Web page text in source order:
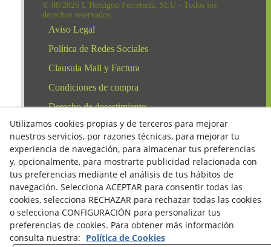
© 08/2026 L'Hexàgon Ferreteria, SLU - Todos los
derechos reservados.
Aviso Legal
Política de Redes Sociales
Clausula Mail y Factura
Condiciones de compra
Derecho de desestimiento
Política de Privacidad
Política de cookies
Utilizamos cookies propias y de terceros para mejorar
nuestros servicios, por razones técnicas, para mejorar tu
experiencia de navegación, para almacenar tus preferencias
y, opcionalmente, para mostrarte publicidad relacionada con
tus preferencias mediante el análisis de tus hábitos de
navegación. Selecciona ACEPTAR para consentir todas las
cookies, selecciona RECHAZAR para rechazar todas las cookies
o selecciona CONFIGURACIÓN para personalizar tus
preferencias de cookies. Para obtener más información
consulta nuestra: Política de Cookies